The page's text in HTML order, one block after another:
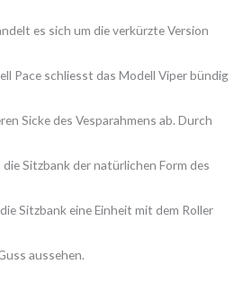
es sich um die verkürzte Version
Pace schliesst das Modell Viper bündig
Sicke des Vesparahmens ab. Durch
Sitzbank der natürlichen Form des
Sitzbank eine Einheit mit dem Roller
aussehen.